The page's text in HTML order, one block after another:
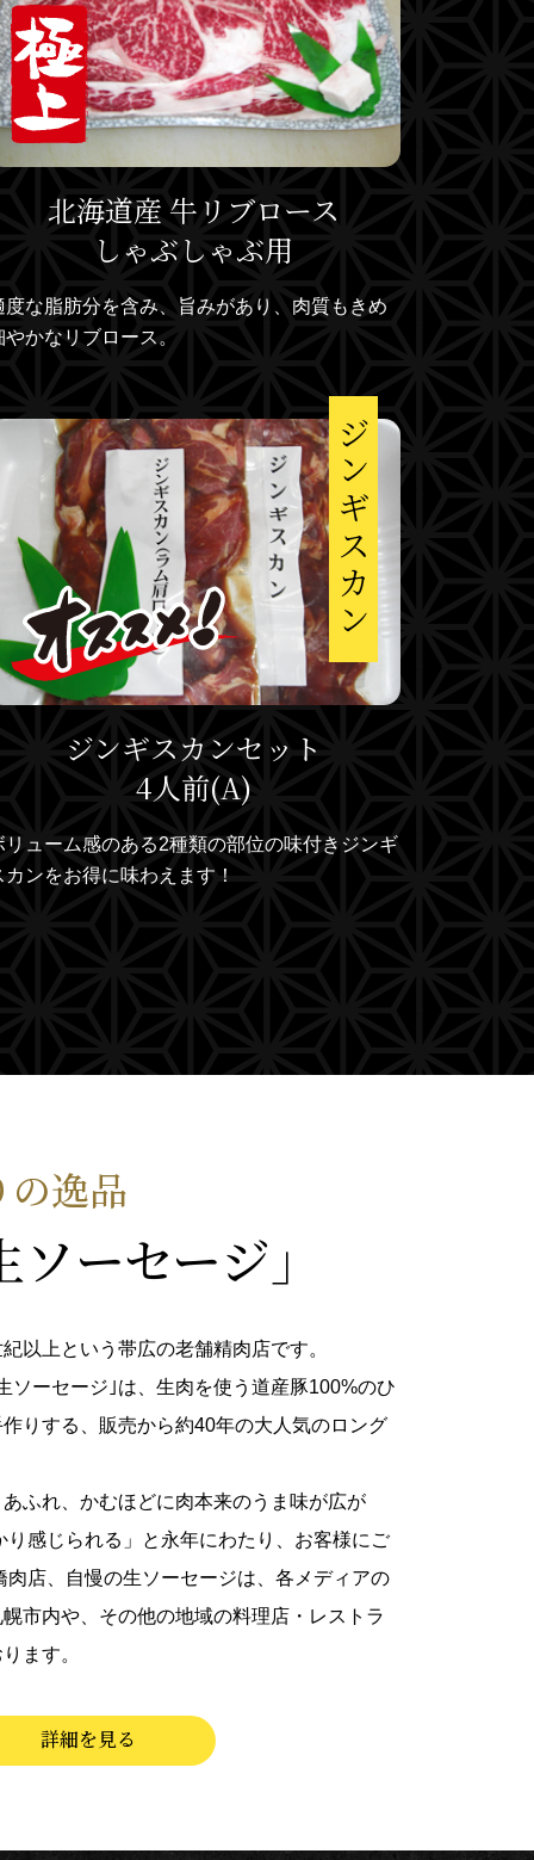
北海道産 牛リブロース
しゃぶしゃぶ用
度な脂肪分を含み、旨みがあり、肉質もきめ
やかなリブロース。
ジンギスカン
ジンギスカンセット
4人前(A)
リューム感のある2種類の部位の味付きジンギ
カンをお得に味わえます！
の逸品
ーセージ」
以上という帯広の老舗精肉店です。
ソーセージ｣は、生肉を使う道産豚100%のひ
りする、販売から約40年の大人気のロング
ふれ、かむほどに肉本来のうま味が広が
り感じられる」と永年にわたり、お客様にご
肉店、自慢の生ソーセージは、各メディアの
市内や、その他の地域の料理店・レストラ
ます。
詳細を見る